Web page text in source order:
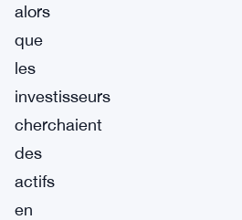
alors
que
les
investisseurs
cherchaient
des
actifs
en